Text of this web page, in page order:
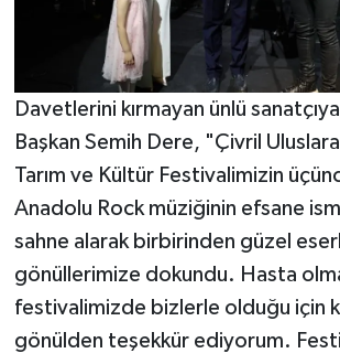
Davetlerini kırmayan ünlü
Başkan Semih Dere, "Çivril
Tarım ve Kültür Festivalimizin
Anadolu Rock müziğinin efsane
sahne alarak birbirinden güzel
gönüllerimize dokundu. Hasta
festivalimizde bizlerle olduğu için
gönülden teşekkür ediyorum.